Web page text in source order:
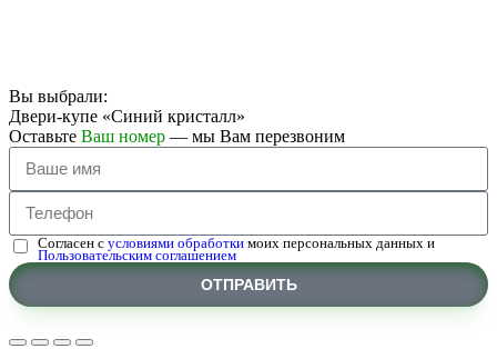
Вы выбрали:
Двери-купе «Синий кристалл»
Оставьте Ваш номер — мы Вам перезвоним
Согласен с условиями обработкимоих персональных данных и
Пользовательским соглашением
ОТПРАВИТЬ